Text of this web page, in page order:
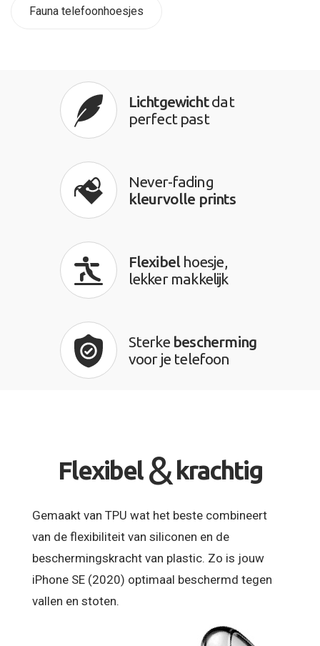
Fauna telefoonhoesjes
Lichtgewichtdat
perfect past
Never-fading
kleurvolle prints
Flexibelhoesje,
lekker makkelijk
Sterke bescherming
voor je telefoon
Flexibel &krachtig
Gemaakt van TPU wat het beste combineert
van de flexibiliteit van siliconen en de
beschermingskracht van plastic. Zo is jouw
iPhone SE (2020) optimaal beschermd tegen
vallen en stoten.